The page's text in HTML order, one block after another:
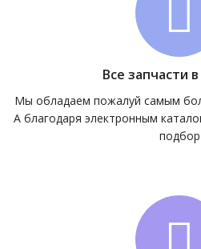
Все запчасти
Мы обладаем пожалуй самым
А благодаря электронным
подбор